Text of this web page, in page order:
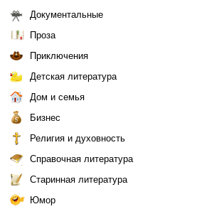
Документальные
Проза
Приключения
Детская литература
Дом и семья
Бизнес
Религия и духовность
Справочная литература
Старинная литература
Юмор